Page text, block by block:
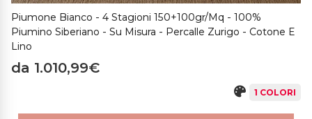
Piumone Bianco - 4 Stagioni 150+100gr/mq - 100%
Piumino Siberiano - Su Misura - Percalle Zurigo - Cotone E
Lino
da 1.010,99€
1 COLORI